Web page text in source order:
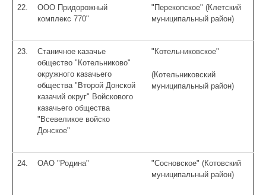
22.
ООО Придорожный
комплекс 770"
"Перекопское" (Клетский
муниципальный район)
23.
Станичное казачье
общество "Котельниково"
окружного казачьего
общества "Второй Донской
казачий округ" Войскового
казачьего общества
"Всевеликое войско
Донское"
"Котельниковское"
(Котельниковский
муниципальный район)
24. ОАО "Родина"
"Сосновское" (Котовский
муниципальный район)